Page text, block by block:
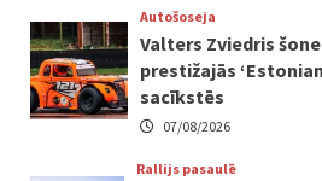
Autošoseja
Valters Zviedris
prestižajās
sacīkstēs
07/08/2026
Rallijs pasaulē